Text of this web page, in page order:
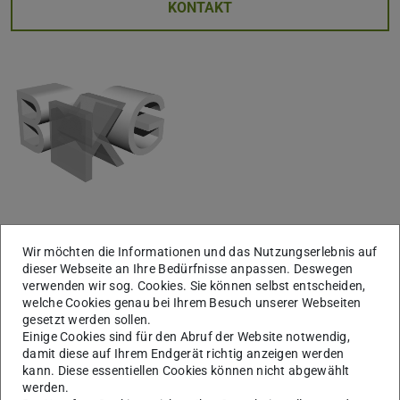
KONTAKT
Es wird ein unmittelbarer Bezug zur gebauten Architektur
angestrebt. So gliedern sich auch die einzelnen
Themenfelder des institutseigenen Forschungsprofils an
baupraktischen Lösungsmöglichkeiten. In den einzelnen
Sparten ist jederzeit auch an die reale Umsetzung der
jeweiligen Entwicklungen gedacht.
Einzelne Schwerpunkte sind prinzipiell durch die
Wir möchten die Informationen und das Nutzungserlebnis auf
dieser Webseite an Ihre Bedürfnisse anpassen. Deswegen
verwenden wir sog. Cookies. Sie können selbst entscheiden,
welche Cookies genau bei Ihrem Besuch unserer Webseiten
gesetzt werden sollen.
Einige Cookies sind für den Abruf der Website notwendig,
damit diese auf Ihrem Endgerät richtig anzeigen werden
kann. Diese essentiellen Cookies können nicht abgewählt
werden.